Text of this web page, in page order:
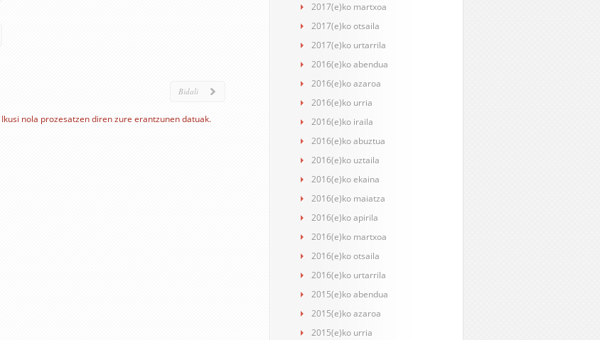
Ikusi nola prozesatzen diren zure erantzunen datuak.
2017(e)ko martxoa
2017(e)ko otsaila
2017(e)ko urtarrila
2016(e)ko abendua
2016(e)ko azaroa
2016(e)ko urria
2016(e)ko iraila
2016(e)ko abuztua
2016(e)ko uztaila
2016(e)ko ekaina
2016(e)ko maiatza
2016(e)ko apirila
2016(e)ko martxoa
2016(e)ko otsaila
2016(e)ko urtarrila
2015(e)ko abendua
2015(e)ko azaroa
2015(e)ko urria